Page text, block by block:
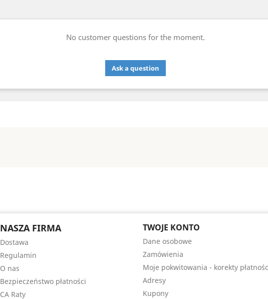
No customer questions for the moment.
Ask a question
NASZA FIRMA
Dostawa
Regulamin
O nas
Bezpieczeństwo płatności
CA Raty
TWOJE KONTO
Dane osobowe
Zamówienia
Moje pokwitowania - korekty
Adresy
Kupony